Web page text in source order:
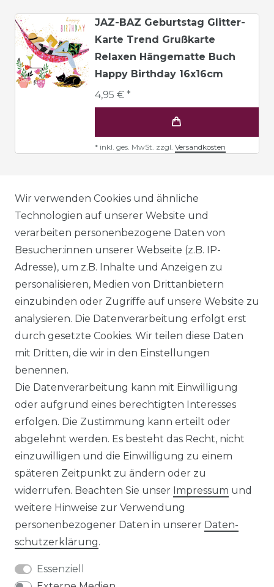
JAZ-BAZ Geburtstag Glitter-
Karte Trend Grußkarte
Relaxen Hängematte Buch
Happy Birthday 16x16cm
4,95 € *
* inkl. ges. MwSt. zzgl. Versandkosten
AGB
DATENSCHUTZERKLÄRUNG
WIDERRUFSRECHT
IMPRESSUM
KONTAKT
Unsere Zahlungsmöglichkeiten
Wir versenden mit
Wir verwenden Cookies und ähnliche
Technologien auf unserer Website und
verarbeiten personenbezogene Daten von
Besucher:innen unserer Webseite (z.B. IP-
Adresse), um z.B. Inhalte und Anzeigen zu
personalisieren, Medien von Drittanbietern
einzubinden oder Zugriffe auf unsere Website zu
analysieren. Die Datenverarbeitung erfolgt erst
durch gesetzte Cookies. Wir teilen diese Daten
mit Dritten, die wir in den Einstellungen
benennen.
Die Datenverarbeitung kann mit Einwilligung
oder aufgrund eines berechtigten Interesses
erfolgen. Die Zustimmung kann erteilt oder
abgelehnt werden. Es besteht das Recht, nicht
einzuwilligen und die Einwilligung zu einem
späteren Zeitpunkt zu ändern oder zu
widerrufen. Beachten Sie unser Impressum und
weitere Hinweise zur Verwendung
personenbezogener Daten in unserer Daten­
schutz­erklärung.
Essenziell